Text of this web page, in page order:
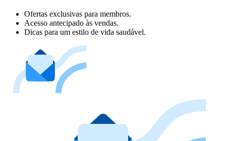
Ofertas exclusivas para membros.
Acesso antecipado às vendas.
Dicas para um estilo de vida saudável.